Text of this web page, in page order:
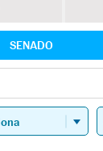
SENADO